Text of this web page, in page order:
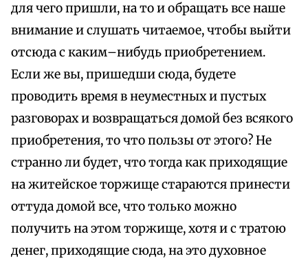
для чего пришли, на то и обращать все наше
внимание и слушать читаемое, чтобы выйти
отсюда с каким–нибудь приобретением.
Если же вы, пришедши сюда, будете
проводить время в неуместных и пустых
разговорах и возвращаться домой без всякого
приобретения, то что пользы от этого? Не
странно ли будет, что тогда как приходящие
на житейское торжище стараются принести
оттуда домой все, что только можно
получить на этом торжище, хотя и с тратою
денег, приходящие сюда, на это духовное